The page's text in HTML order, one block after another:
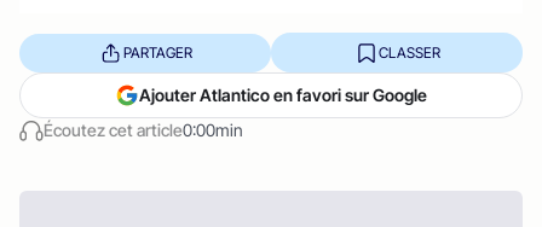
Écoutez cet article0:00min
PARTAGER CLASSER
Ajouter Atlantico en favori sur Google